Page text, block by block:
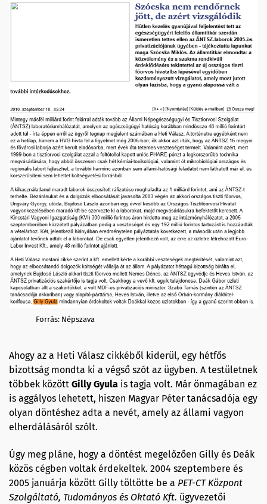
Forrás: Népszava
Ahogy az a Heti Válasz cikkéből kiderül, egy hétfős
bizottság mondta ki a végső szót az ügyben. A testületnek
többek között GillyGyula is tagja volt. Már önmagában ez
is aggályos lehetett, hiszen Magyar Péter tanácsadója egy
olyan döntéshez adta a nevét, amely az állami vagyon
elherdálásáról szólt.
Úgy meg pláne, hogy a döntést megelőzően Gilly és Deák
közös cégben voltak érdekeltek. 2004 szeptembere és
2005 januárja között Gilly töltötte be a PET-CT Központ
Szolgáltató, Tudományos és Oktató Kft. ügyvezetői